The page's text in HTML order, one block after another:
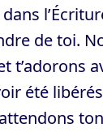
de toi.
t’adorons
été
ton